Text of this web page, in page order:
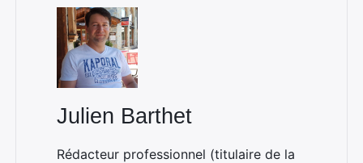
Julien Barthet
Rédacteur professionnel (titulaire de la